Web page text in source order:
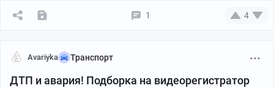
1 4
Avariyka Транспорт
ДТП и авария! Подборка на видеорегистратор